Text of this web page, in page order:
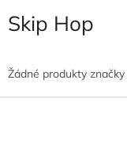
Skip Hop
Žádné produkty značky